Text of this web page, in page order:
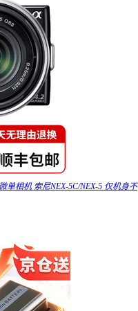
单相机 索尼NEX-5C/NEX-5 仅机身不